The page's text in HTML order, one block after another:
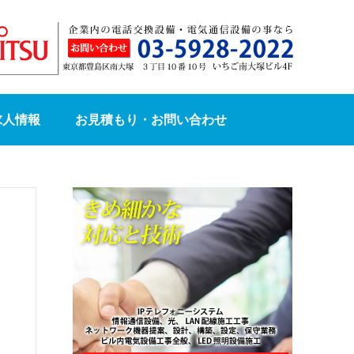
情報 お見積もり・お問い合わせ